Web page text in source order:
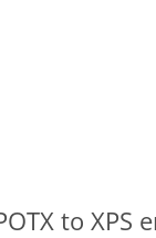
to XPS